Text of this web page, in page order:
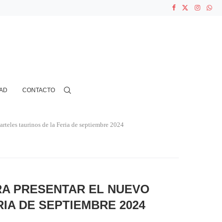
CONTACTO
taurinos de la Feria de septiembre 2024
PRESENTAR EL NUEVO
DE SEPTIEMBRE 2024